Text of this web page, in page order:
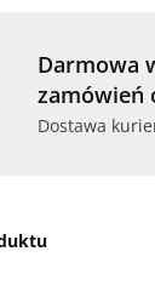
Darmowa
zamówień
Dostawa